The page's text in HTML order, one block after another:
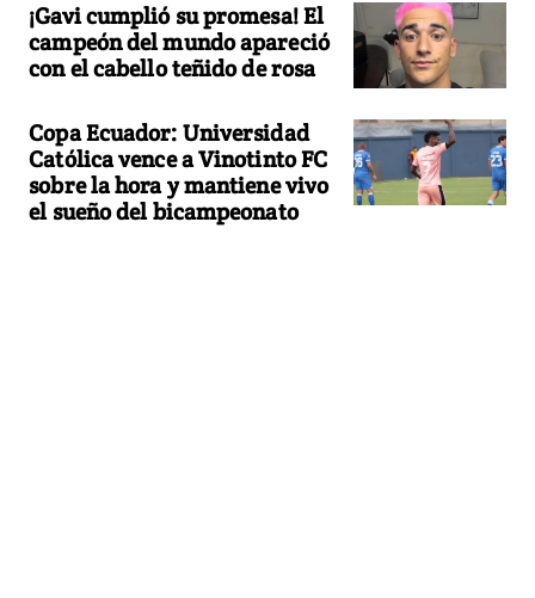
¡Gavi cumplió su promesa! El
campeón del mundo apareció
con el cabello teñido de rosa
Copa Ecuador: Universidad
Católica vence a Vinotinto FC
sobre la hora y mantiene vivo
el sueño del bicampeonato